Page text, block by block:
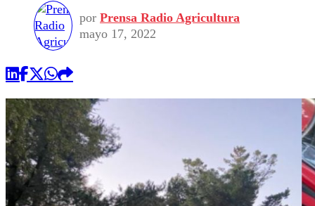
Torneo Internacional
Torneo Nacional
Universidad Católica
Nacional
Política
Programas
Comercial
por Prensa Radio Agricultura
mayo 17, 2022